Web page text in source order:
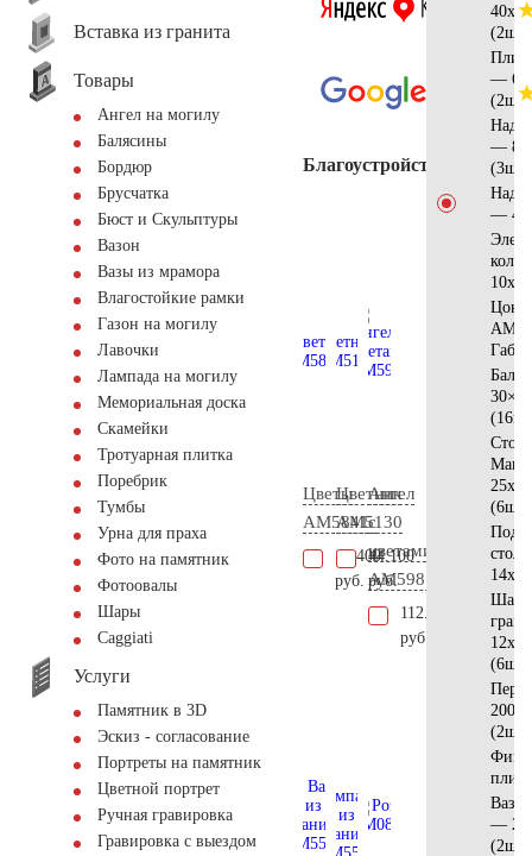
Вставка из гранита
Товары
Ангел на могилу
Балясины
Бордюр
Брусчатка
Бюст и Скульптуры
Вазон
Вазы из мрамора
Влагостойкие рамки
Газон на могилу
Лавочки
Лампада на могилу
Мемориальная доска
Скамейки
Тротуарная плитка
Поребрик
Тумбы
Урна для праха
Фото на памятник
Фотоовалы
Шары
Сaggiati
Услуги
Памятник в 3D
Эскиз - согласование
Портреты на памятник
Цветной портрет
Ручная гравировка
Гравировка с выездом
Благоустройство
Цветы
AM5841
18.400
руб.
Цветник
AM5130
44.100
руб.
Ангел
с
цветами
AM5981
112.000
руб.
(2шт)
—
(2шт)
—
(3шт)
—
(6шт)
Шар
(6шт)
(2шт)
Ваза
—
(2шт)